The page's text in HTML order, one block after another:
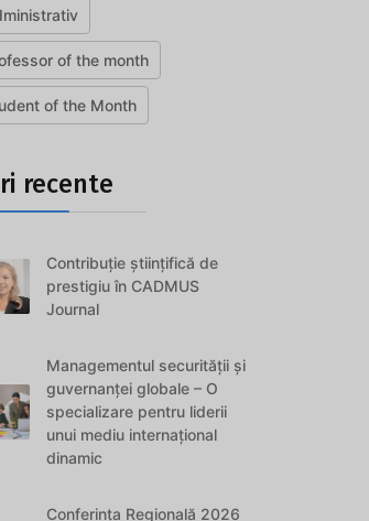
of the month
of the Month
recente
Contribuție științifică de
prestigiu în CADMUS
Journal
Managementul securității și
guvernanței globale – O
specializare pentru liderii
unui mediu internațional
dinamic
Conferința Regională 2026